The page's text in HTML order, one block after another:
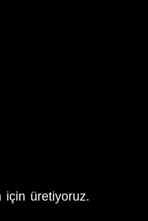
için üretiyoruz.